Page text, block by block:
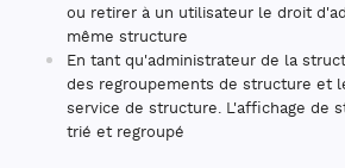
ou retirer à un utilisateur le droit
même structure
En tant qu'administrateur de la
des regroupements de structure et
service de structure. L'affichage de
trié et regroupé